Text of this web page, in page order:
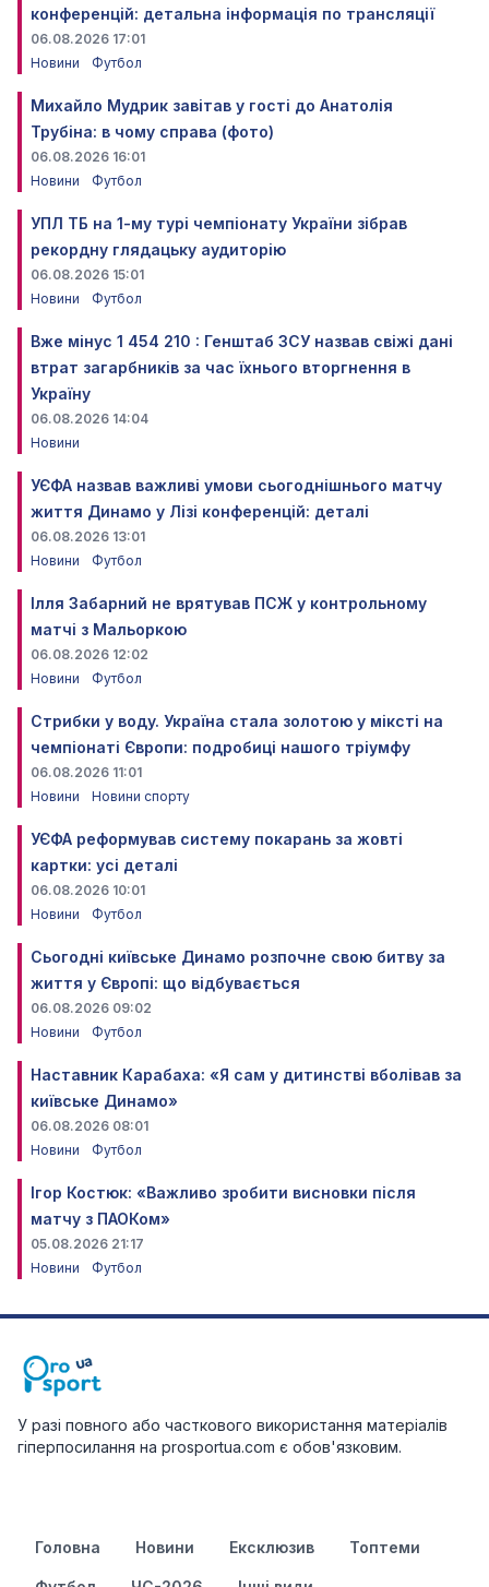
конференцій: детальна інформація по трансляції
06.08.2026 17:01
Новини
Футбол
Михайло Мудрик завітав у гості до Анатолія
Трубіна: в чому справа (фото)
06.08.2026 16:01
Новини
Футбол
УПЛ ТБ на 1-му турі чемпіонату України зібрав
рекордну глядацьку аудиторію
06.08.2026 15:01
Новини
Футбол
Вже мінус 1 454 210 : Генштаб ЗСУ назвав свіжі дані
втрат загарбників за час їхнього вторгнення в
Україну
06.08.2026 14:04
Новини
УЄФА назвав важливі умови сьогоднішнього матчу
життя Динамо у Лізі конференцій: деталі
06.08.2026 13:01
Новини
Футбол
Ілля Забарний не врятував ПСЖ у контрольному
матчі з Мальоркою
06.08.2026 12:02
Новини
Футбол
Стрибки у воду. Україна стала золотою у міксті на
чемпіонаті Європи: подробиці нашого тріумфу
06.08.2026 11:01
Новини
Новини спорту
УЄФА реформував систему покарань за жовті
картки: усі деталі
06.08.2026 10:01
Новини
Футбол
Сьогодні київське Динамо розпочне свою битву за
життя у Європі: що відбувається
06.08.2026 09:02
Новини
Футбол
Наставник Карабаха: «Я сам у дитинстві вболівав за
київське Динамо»
06.08.2026 08:01
Новини
Футбол
Ігор Костюк: «Важливо зробити висновки після
матчу з ПАОКом»
05.08.2026 21:17
Новини
Футбол
У разі повного або часткового використання матеріалів
гіперпосилання на prosportua.com є обов'язковим.
Головна Новини Ексклюзив Топтеми